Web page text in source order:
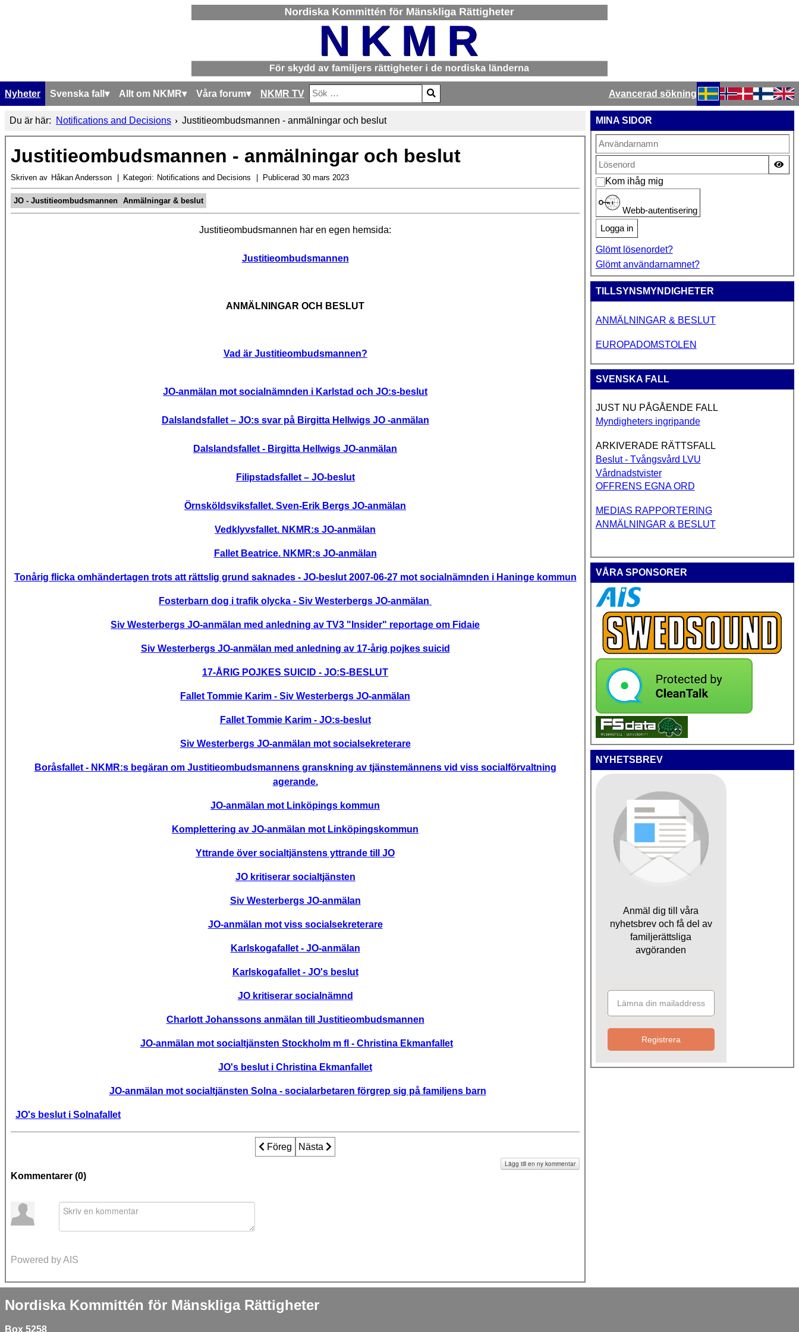
Nyheter Svenska fall Allt om NKMR Våra forum NKMR TV
Sök
Type 2 or more characters for results.
Avancerad sökning
Välj ditt språk
Du är här:
Notifications and Decisions Justitieombudsmannen - anmälningar och beslut
Justitieombudsmannen - anmälningar och beslut
Skriven av Håkan Andersson Kategori: Notifications and Decisions Publicerad 30 mars 2023
JO - Justitieombudsmannen Anmälningar & beslut
Justitieombudsmannen har en egen hemsida:
Justitieombudsmannen
ANMÄLNINGAR OCH BESLUT
Vad är Justitieombudsmannen?
JO-anmälan mot socialnämnden i Karlstad och JO:s-beslut
Dalslandsfallet – JO:s svar på Birgitta Hellwigs JO -anmälan
Dalslandsfallet - Birgitta Hellwigs JO-anmälan
Filipstadsfallet – JO-beslut
Örnsköldsviksfallet. Sven-Erik Bergs JO-anmälan
Vedklyvsfallet. NKMR:s JO-anmälan
Fallet Beatrice. NKMR:s JO-anmälan
Tonårig flicka omhändertagen trots att rättslig grund saknades - JO-beslut 2007-06-27 mot socialnämnden i Haninge kommun
Fosterbarn dog i trafik olycka - Siv Westerbergs JO-anmälan
Siv Westerbergs JO-anmälan med anledning av TV3 "Insider" reportage om Fidaie
Siv Westerbergs JO-anmälan med anledning av 17-årig pojkes suicid
17-ÅRIG POJKES SUICID - JO:S-BESLUT
Fallet Tommie Karim - Siv Westerbergs JO-anmälan
Fallet Tommie Karim - JO:s-beslut
Siv Westerbergs JO-anmälan mot socialsekreterare
Boråsfallet - NKMR:s begäran om Justitieombudsmannens granskning av tjänstemännens vid viss socialförvaltning
agerande.
JO-anmälan mot Linköpings kommun
Komplettering av JO-anmälan mot Linköpingskommun
Yttrande över socialtjänstens yttrande till JO
JO kritiserar socialtjänsten
Siv Westerbergs JO-anmälan
JO-anmälan mot viss socialsekreterare
Karlskogafallet - JO-anmälan
Karlskogafallet - JO's beslut
JO kritiserar socialnämnd
Charlott Johanssons anmälan till Justitieombudsmannen
JO-anmälan mot socialtjänsten Stockholm m fl - Christina Ekmanfallet
JO's beslut i Christina Ekmanfallet
JO-anmälan mot socialtjänsten Solna - socialarbetaren förgrep sig på familjens barn
JO's beslut i Solnafallet
Föregående artikel: United Nations - Petitions and Complaints
Föreg Nästa artikel: Riksrevisionsverket - anmälningar och beslut
Nästa
Kommentarer (0)
Lägg till en ny kommentar
Powered by AIS
MINA SIDOR
Kom ihåg mig
Webb-autentisering
Logga in
Glömt lösenordet?
Glömt användarnamnet?
TILLSYNSMYNDIGHETER
ANMÄLNINGAR & BESLUT
EUROPADOMSTOLEN
SVENSKA FALL
JUST NU PÅGÅENDE FALL
Myndigheters ingripande
ARKIVERADE RÄTTSFALL
Beslut - Tvångsvård LVU
Vårdnadstvister
OFFRENS EGNA ORD
MEDIAS RAPPORTERING
ANMÄLNINGAR & BESLUT
VÅRA SPONSORER
NYHETSBREV
Anmäl dig till våra
nyhetsbrev och få del av
familjerättsliga
avgöranden
Registrera
Nordiska Kommittén för Mänskliga Rättigheter
Box 5258